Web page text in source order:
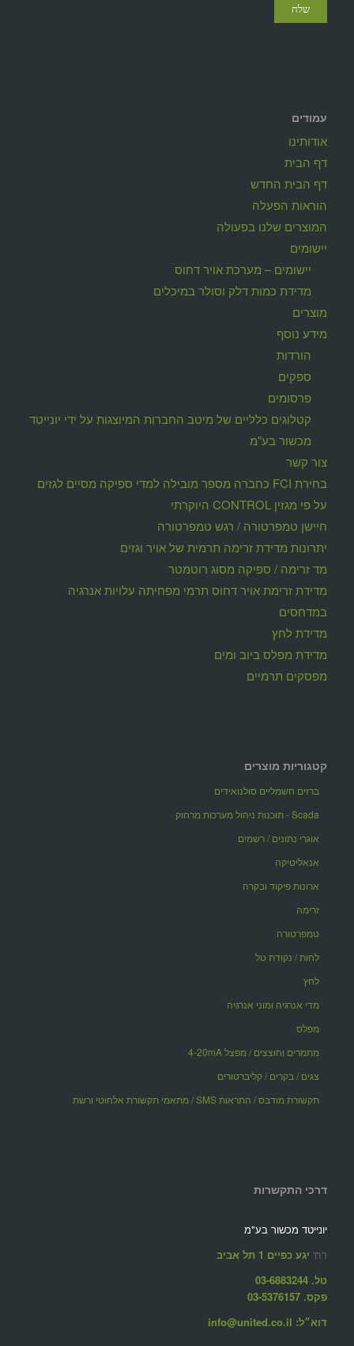
עמודים
אודותינו
דף הבית
דף הבית החדש
הוראות הפעלה
המוצרים שלנו בפעולה
יישומים
יישומים – מערכת אויר דחוס
מדידת כמות דלק וסולר במיכלים
מוצרים
מידע נוסף
הורדות
ספקים
פרסומים
קטלוגים כלליים של מיטב החברות המיוצגות על ידי יונייטד
מכשור בע"מ
צור קשר
בחירת FCI כחברה מספר מובילה למדי ספיקה מסיים לגזים
על פי מגזין CONTROL היוקרתי
חיישן טמפרטורה / רגש טמפרטורה
יתרונות מדידת זרימה תרמית של אויר וגזים
מד זרימה / ספיקה מסוג רוטמטר
מדידת זרימת אויר דחוס תרמי מפחיתה עלויות אנרגיה
במדחסים
מדידת לחץ
מדידת מפלס ביוב ומים
מפסקים תרמיים
קטגוריות מוצרים
ברזים חשמליים סולנואידים
Scada - תוכנות ניהול מערכות מרחוק
אוגרי נתונים / רשמים
אנאליטיקה
ארונות פיקוד ובקרה
זרימה
טמפרטורה
לחות / נקודת טל
לחץ
מדי אנרגיה ומוני אנרגיה
מפלס
מתמרים וחוצצים / מפצל 4-20mA
צגים / בקרים / קליברטורים
תקשורת מודבס / התראות SMS / מתאמי תקשורת אלחוטי ורשת
דרכי התקשרות
יונייטד מכשור בע"מ
רח' יגע כפיים 1 תל אביב
טל. 03-6883244
פקס. 03-5376157
דוא״ל: info@united.co.il